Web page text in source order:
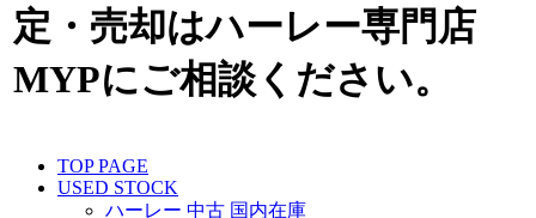
定・売却はハーレー専門店
MYPにご相談ください。
TOP PAGE
USED STOCK
ハーレー 中古 国内在庫